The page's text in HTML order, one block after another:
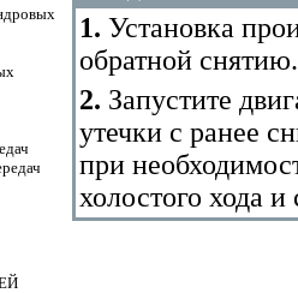
1. Установка
обратной снятию.
2. Запустите
утечки с ранее
при
холостого хода